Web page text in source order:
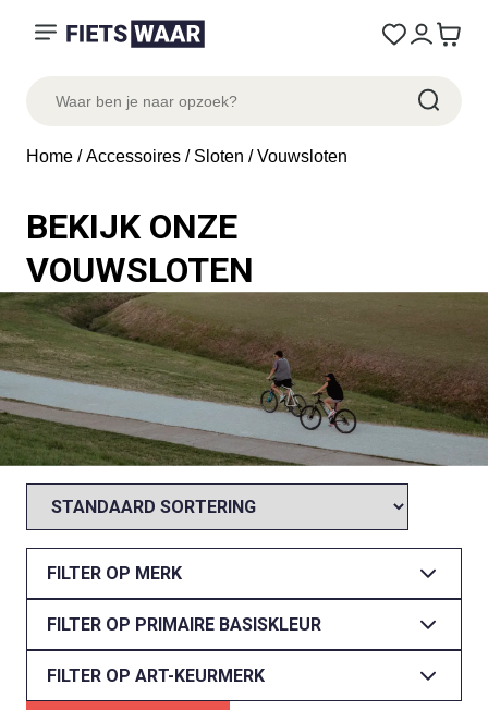
Home /Accessoires / Sloten / Vouwsloten
BEKIJK ONZE
VOUWSLOTEN
FILTER OP MERK
FILTER OP PRIMAIRE BASISKLEUR
FILTER OP ART-KEURMERK